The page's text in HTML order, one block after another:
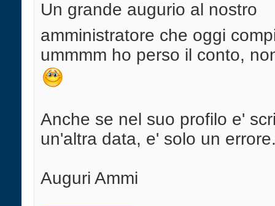
Un grande augurio al nostro
amministratore che oggi
ummmm ho perso il conto,
Anche se nel suo profilo e'
un'altra data, e' solo un
Auguri Ammi